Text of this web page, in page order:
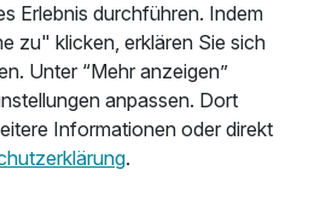
Restaurant im Erdgeschoss des
Sitzplätze, und bietet auch für
welcher Art, das richtige
schmeckt das Essen auf einem
Erlebnis durchführen. Indem
zu" klicken, erklären Sie sich
Unter “Mehr anzeigen”
anpassen. Dort
Informationen oder direkt
.